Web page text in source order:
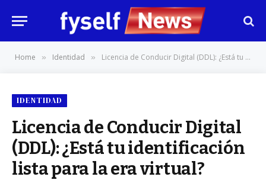
Home » Identidad » Licencia de Conducir Digital (DDL): ¿Está tu identificación lista para la era virtual?
IDENTIDAD
Licencia de Conducir Digital
(DDL): ¿Está tu identificación
lista para la era virtual?